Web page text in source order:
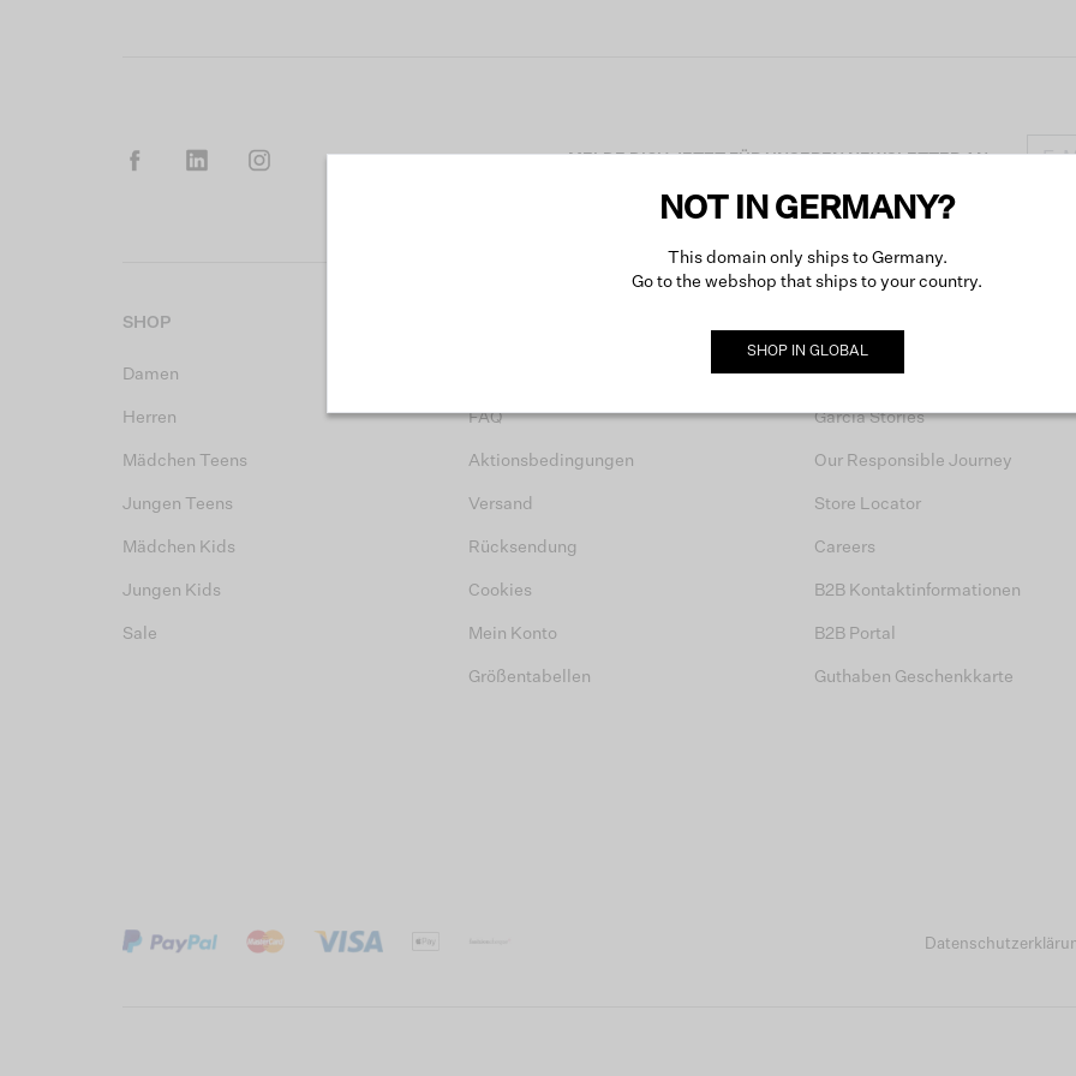
MELDE DICH JETZT FÜR UNSEREN NEWSLETTER AN
SHOP
Damen
Herren
Mädchen Teens
Jungen Teens
Mädchen Kids
Jungen Kids
Sale
FAQ
Aktionsbedingungen
Versand
Rücksendung
Cookies
Mein Konto
Größentabellen
Über uns
Garcia Stories
Our Responsible Journey
Store Locator
Careers
B2B Kontaktinformationen
B2B Portal
Guthaben Geschenkkarte
NOT IN GERMANY?
This domain only ships to Germany.
Go to the webshop that ships to your country.
SHOP IN GLOBAL